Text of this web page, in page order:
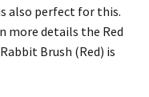
also perfect for this.
more details the Red
Brush (Red) is